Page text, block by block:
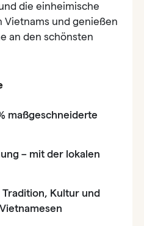
die einheimische
Vietnams und genießen
an den schönsten
maßgeschneiderte
– mit der lokalen
Kultur und